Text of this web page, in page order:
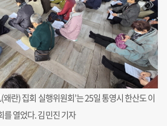
란) 집회 실행위원회’는 25일 통영시 한산도 이
를 열었다. 김민진 기자